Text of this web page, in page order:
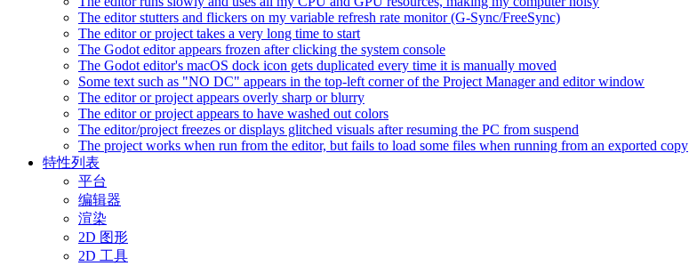
The editor stutters and flickers on my variable refresh rate monitor (G-Sync/FreeSync)
The editor or project takes a very long time to start
The Godot editor appears frozen after clicking the system console
The Godot editor's macOS dock icon gets duplicated every time it is manually moved
Some text such as "NO DC" appears in the top-left corner of the Project Manager and editor window
The editor or project appears overly sharp or blurry
The editor or project appears to have washed out colors
The editor/project freezes or displays glitched visuals after resuming the PC from suspend
The project works when run from the editor, but fails to load some files when running from an exported copy
特性列表
平台
编辑器
渲染
2D 图形
2D 工具